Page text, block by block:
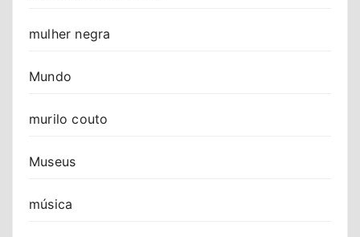
mulher negra
Mundo
murilo couto
Museus
música